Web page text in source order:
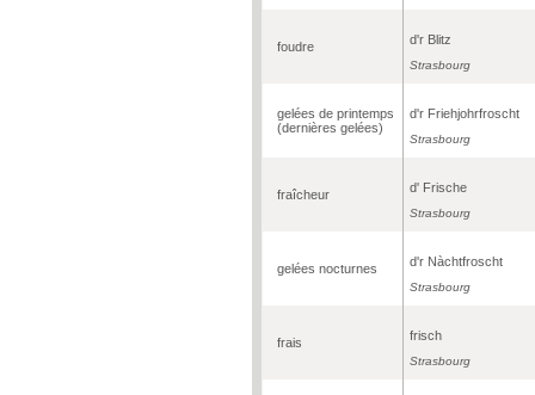
foudre d'r Blitz
Strasbourg
gelées de printemps
(dernières gelées)
d'r Friehjohrfroscht
Strasbourg
fraîcheur d' Frische
Strasbourg
gelées nocturnes d'r Nàchtfroscht
Strasbourg
frais frisch
Strasbourg